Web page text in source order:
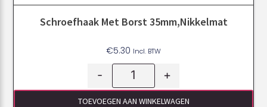
Schroefhaak Met Borst 35mm,Nikkelmat
€5.30 Incl. BTW
- +
TOEVOEGEN AAN WINKELWAGEN